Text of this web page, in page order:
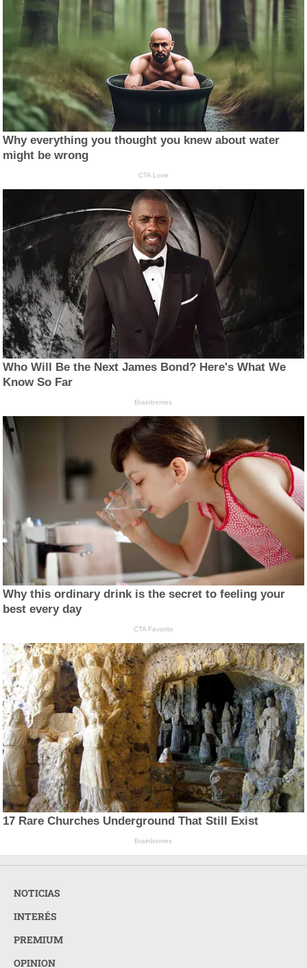
Why everything you thought you knew about water
might be wrong
CTA Love
Who Will Be the Next James Bond? Here's What We
Know So Far
Brainberries
Why this ordinary drink is the secret to feeling your
best every day
CTA Favorite
17 Rare Churches Underground That Still Exist
Brainberries
NOTICIAS
INTERÉS
PREMIUM
OPINION